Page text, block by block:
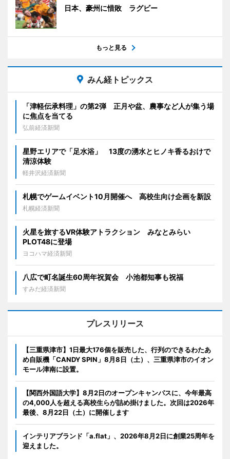
日本、豪州に惜敗 ラグビー
もっと見る
みん経トピックス
「津軽伝承料理」の第2弾 正月や盆、農事など人が集う場
に焦点を当てる
弘前経済新聞
星野エリアで「足水浴」 13度の湧水とヒノキ香るおけで
清涼体験
軽井沢経済新聞
札幌でゲームイベント10月開催へ 高校生向け企画を新設
札幌経済新聞
火星を旅するVR体験アトラクション みなとみらい
PLOT48に登場
ヨコハマ経済新聞
八広で町名誕生60周年祝賀会 小池都知事も祝福
すみだ経済新聞
プレスリリース
【三重県津市】1日最大176個を販売した、行列のできるわたあ
め自販機「CANDY SPIN」8月8日（土）、三重県津市のイオン
モール津南に設置。
【関西外国語大学】8月2日のオープンキャンパスに、今年最高
の4,000人を超える高校生らが詰め掛けました。次回は2026年
最後、8月22日（土）に開催します
インテリアブランド「a.flat」、2026年8月2日に創業25周年を
迎えました。